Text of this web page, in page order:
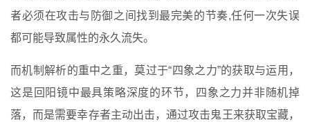
者必须在攻击与防御之间找到最完美的节奏,任何一次失误
都可能导致属性的永久流失。
而机制解析的重中之重，莫过于“四象之力”的获取与运用，
这是回阳镜中最具策略深度的环节，四象之力并非随机掉
落，而是需要幸存者主动出击，通过攻击鬼王来获取宝藏，